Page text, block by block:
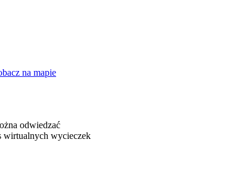
na mapie
odwiedzać
wirtualnych wycieczek